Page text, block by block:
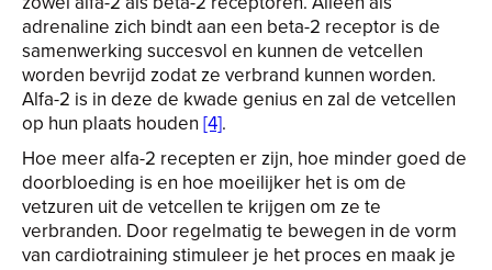
adrenaline zich bindt aan een beta-2 receptor is de
samenwerking succesvol en kunnen de vetcellen
worden bevrijd zodat ze verbrand kunnen worden.
Alfa-2 is in deze de kwade genius en zal de vetcellen
op hun plaats houden [4].
Hoe meer alfa-2 recepten er zijn, hoe minder goed de
doorbloeding is en hoe moeilijker het is om de
vetzuren uit de vetcellen te krijgen om ze te
verbranden. Door regelmatig te bewegen in de vorm
van cardiotraining stimuleer je het proces en maak je